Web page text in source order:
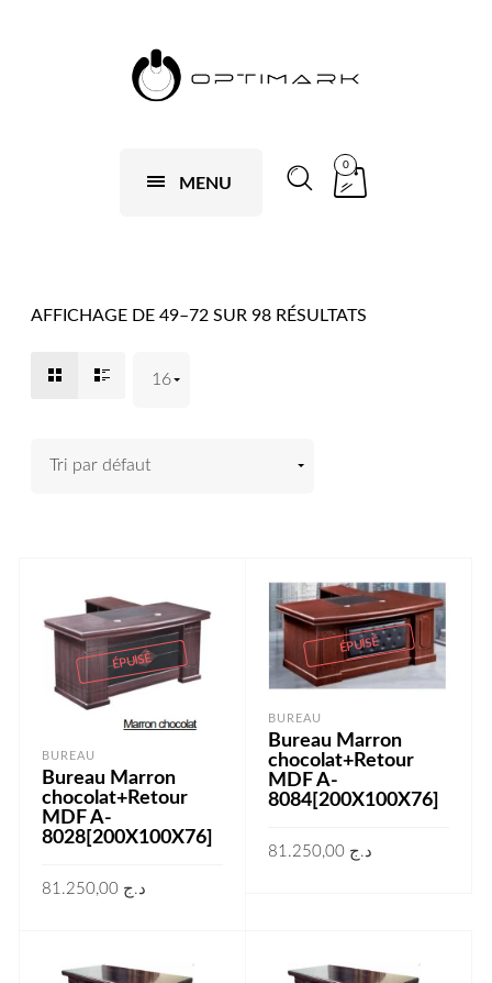
MENU
0
AFFICHAGE DE 49–72 SUR 98 RÉSULTATS
ÉPUISÉ
BUREAU
Bureau Marron
chocolat+Retour
MDF A-
8028[200X100X76]
د.ج 81.250,00
ÉPUISÉ
BUREAU
Bureau Marron
chocolat+Retour
MDF A-
8084[200X100X76]
د.ج